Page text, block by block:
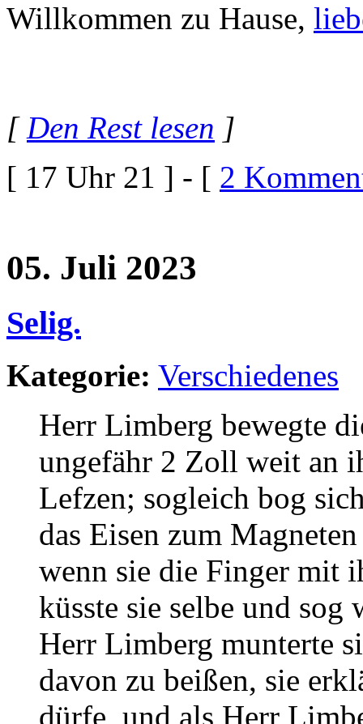
Willkommen zu Hause,
[Den Rest lesen ]
[ 17 Uhr 21 ] - [ 2
05. Juli 2023
Selig.
Kategorie: Verschiedenes
Herr Limberg bewegte
ungefähr 2 Zoll weit an
Lefzen; sogleich bog
das Eisen zum
wenn sie die Finger mit
küsste sie selbe und
Herr Limberg munterte
davon zu beißen, sie
dürfe, und als Herr